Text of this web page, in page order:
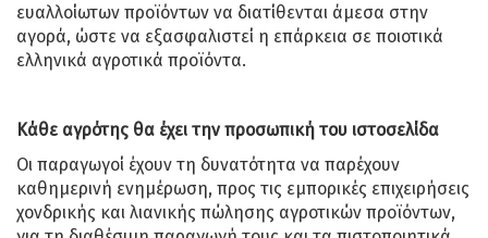
ευαλλοίωτων προϊόντων να διατίθενται άμεσα στην
αγορά, ώστε να εξασφαλιστεί η επάρκεια σε ποιοτικά
ελληνικά αγροτικά προϊόντα.
Κάθε αγρότης θα έχει την προσωπική του ιστοσελίδα
Οι παραγωγοί έχουν τη δυνατότητα να παρέχουν
καθημερινή ενημέρωση, προς τις εμπορικές επιχειρήσεις
χονδρικής και λιανικής πώλησης αγροτικών προϊόντων,